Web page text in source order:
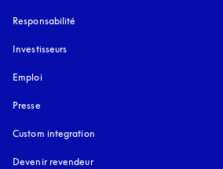
Responsabilité
Investisseurs
Emploi
Presse
Custom integration
Devenir revendeur